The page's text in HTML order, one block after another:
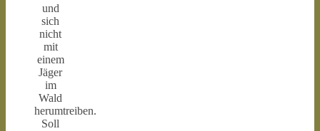
und
sich
nicht
mit
einem
Jäger
im
Wald
herumtreiben.
Soll